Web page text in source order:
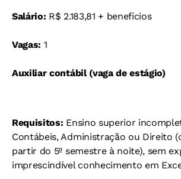
Salário: R$ 2.183,81 + benefícios
Vagas: 1
Auxiliar contábil (vaga de estágio)
Requisitos: Ensino superior
Contábeis, Administração ou Direito
partir do 5º semestre à noite), sem
imprescindível conhecimento em